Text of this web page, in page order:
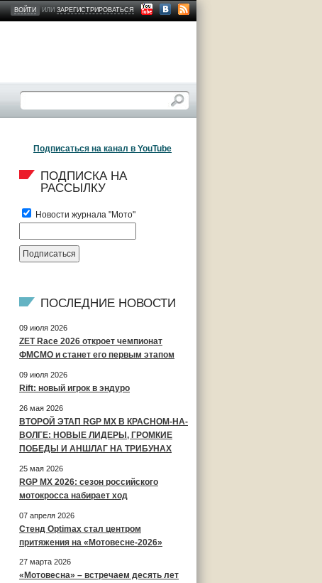
ВОЙТИ ИЛИЗАРЕГИСТРИРОВАТЬСЯ
Подписаться на канал в YouTube
ПОДПИСКА НА
РАССЫЛКУ
Новости журнала "Мото"
ПОСЛЕДНИЕ НОВОСТИ
09 июля 2026
ZET Race 2026 откроет чемпионат
ФМСМО и станет его первым этапом
09 июля 2026
Rift: новый игрок в эндуро
26 мая 2026
ВТОРОЙ ЭТАП RGP MX В КРАСНОМ-НА-
ВОЛГЕ: НОВЫЕ ЛИДЕРЫ, ГРОМКИЕ
ПОБЕДЫ И АНШЛАГ НА ТРИБУНАХ
25 мая 2026
RGP MX 2026: сезон российского
мотокросса набирает ход
07 апреля 2026
Стенд Optimax стал центром
притяжения на «Мотовесне-2026»
27 марта 2026
«Мотовесна» – встречаем десять лет